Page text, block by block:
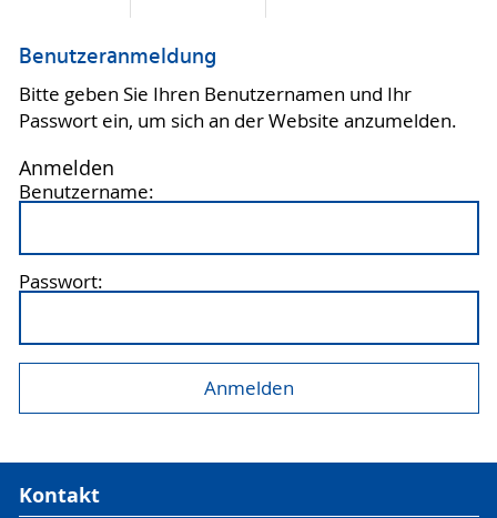
Benutzeranmeldung
Bitte geben Sie Ihren Benutzernamen und Ihr
Passwort ein, um sich an der Website anzumelden.
Anmelden
Benutzername:
Passwort:
Kontakt